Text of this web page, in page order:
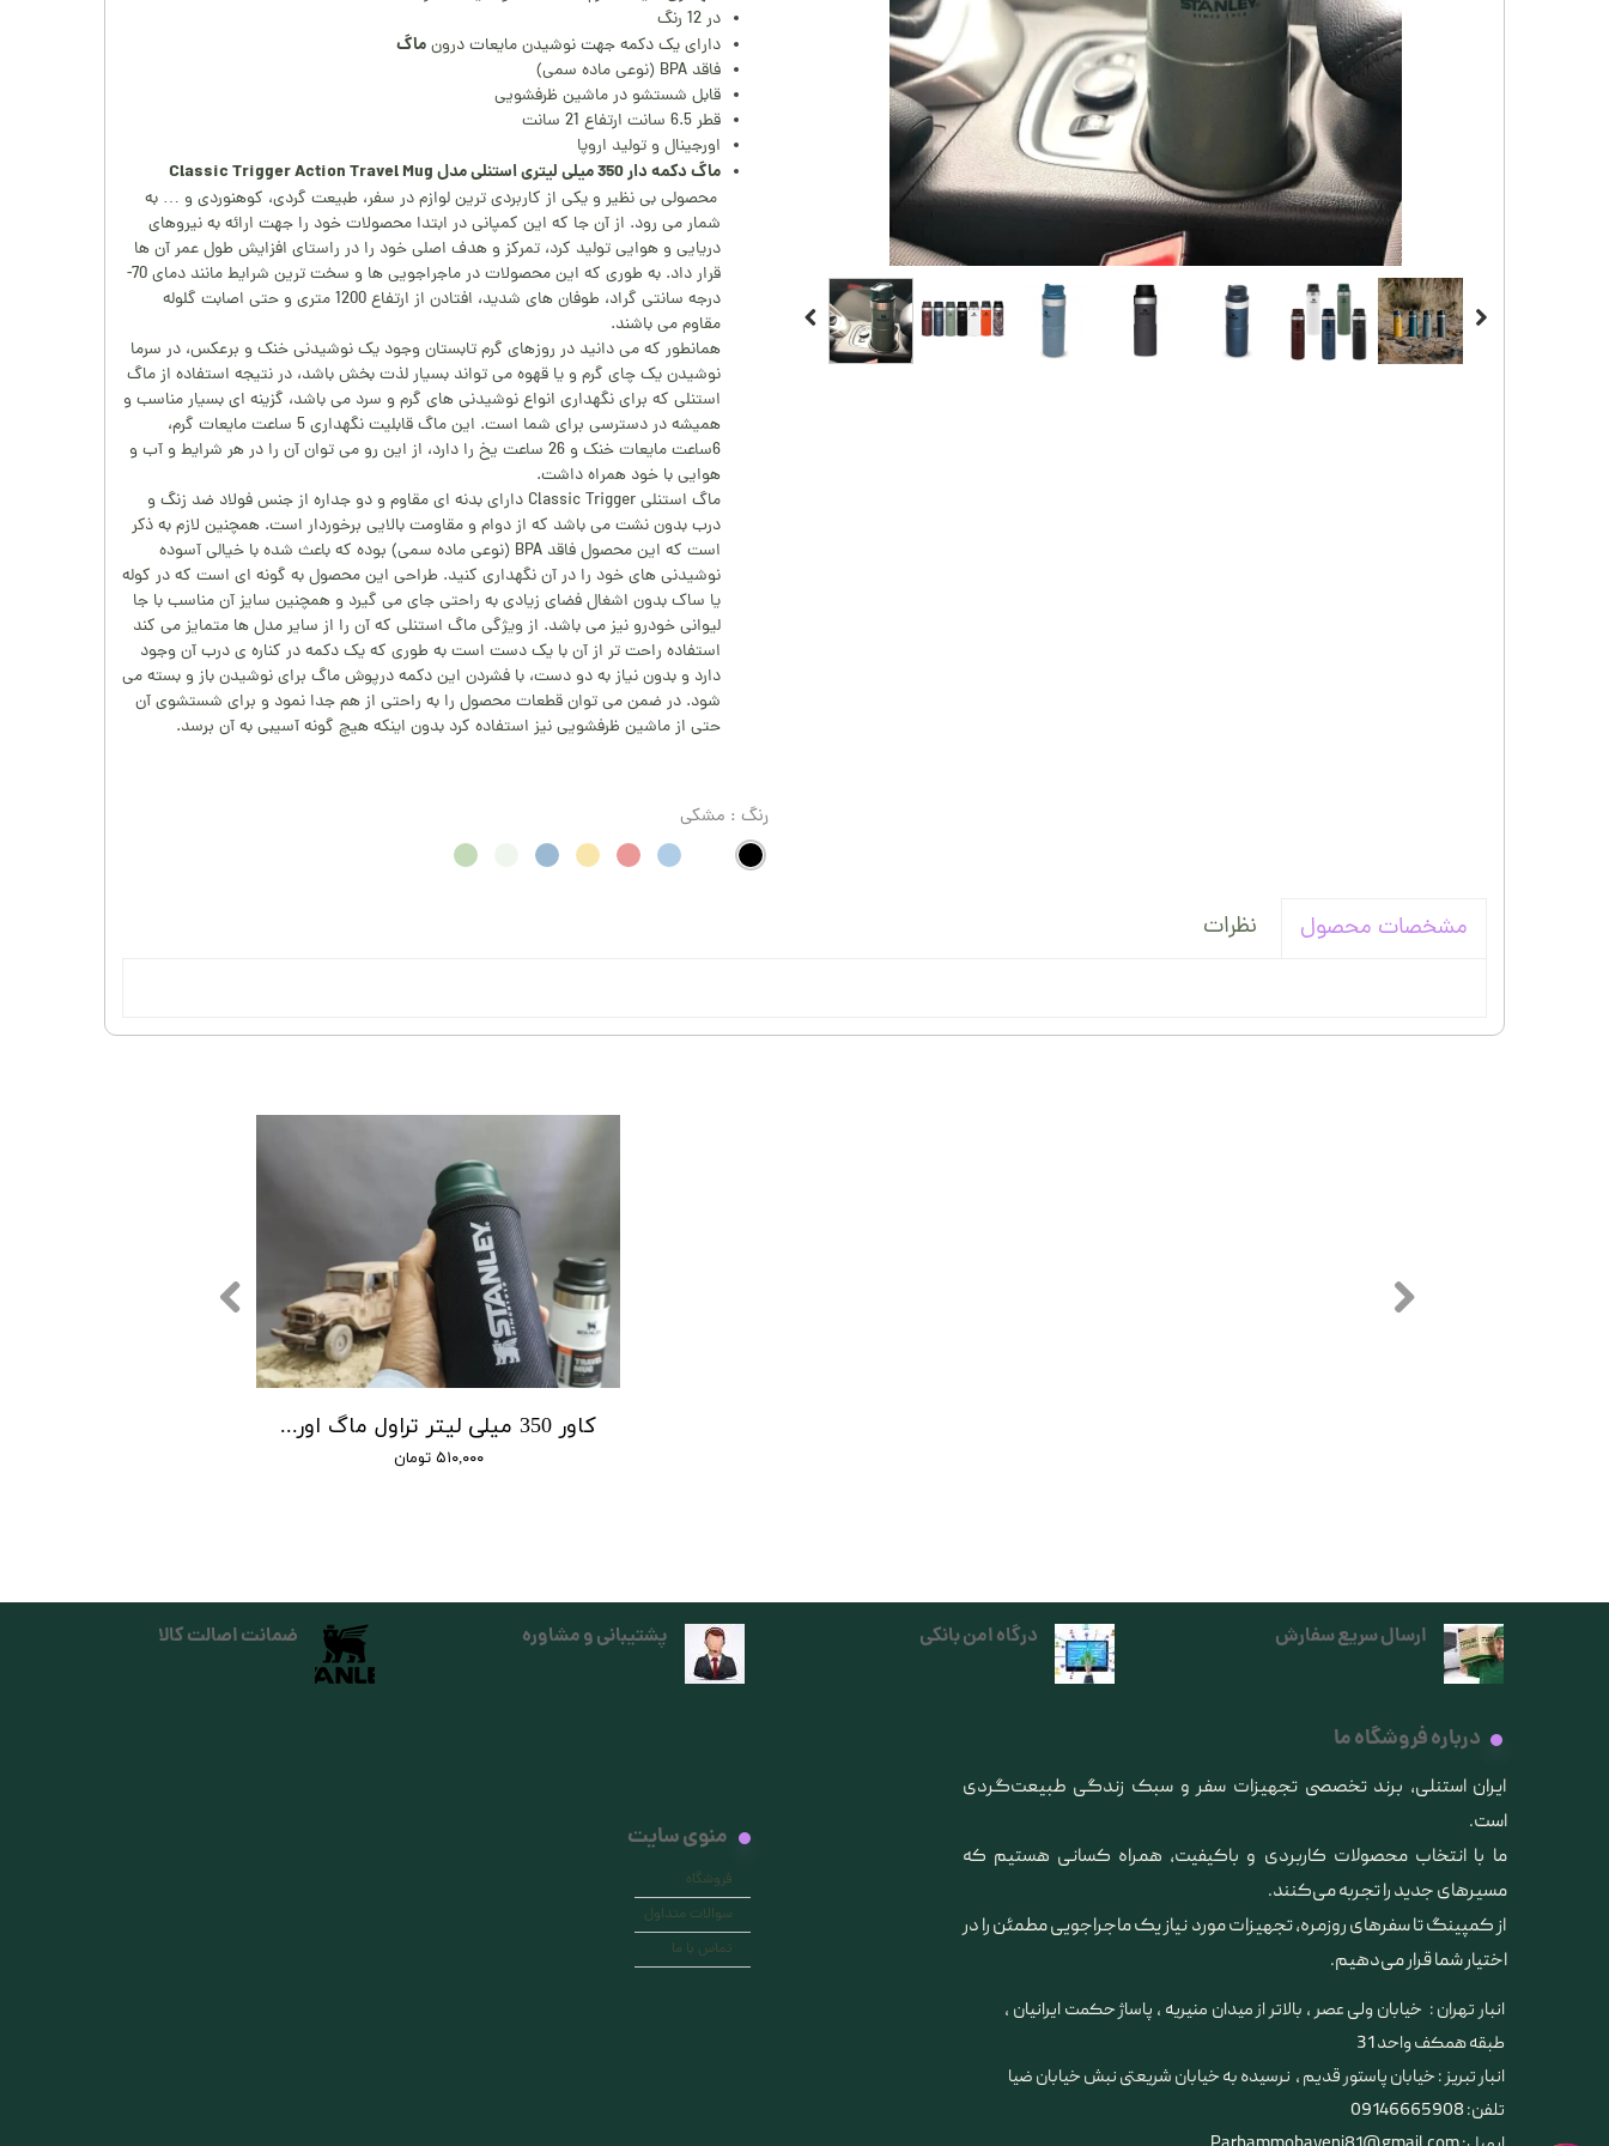
کیف و اکسسوری استنلی
در 12 رنگ
دارای یک دکمه جهت نوشیدن مایعات درونماگ
فاقد BPA (نوعی ماده سمی)
قابل شستشو در ماشین ظرفشویی
قطر 6.5 سانت ارتفاع 21 سانت
اورجینال و تولید اروپا
ماگ دکمه دار 350 میلی لیتری استنلی مدل Classic Trigger Action Travel Mug
محصولی بی نظیر و یکی از کاربردی ترین لوازم در سفر، طبیعت گردی، کوهنوردی و … به
شمار می رود. از آن جا که این کمپانی در ابتدا محصولات خود را جهت ارائه به نیروهای
دریایی و هوایی تولید کرد، تمرکز و هدف اصلی خود را در راستای افزایش طول عمر آن ها
قرار داد. به طوری که این محصولات در ماجراجویی ها و سخت ترین شرایط مانند دمای 70-
درجه سانتی گراد، طوفان های شدید، افتادن از ارتفاع 1200 متری و حتی اصابت گلوله
مقاوم می باشند.
همانطور که می دانید در روزهای گرم تابستان وجود یک نوشیدنی خنک و برعکس، در سرما
نوشیدن یک چای گرم و یا قهوه می تواند بسیار لذت بخش باشد، در نتیجه استفاده از ماگ
استنلی که برای نگهداری انواع نوشیدنی های گرم و سرد می باشد، گزینه ای بسیار مناسب و
همیشه در دسترسی برای شما است. این ماگ قابلیت نگهداری 5 ساعت مایعات گرم،
6ساعت مایعات خنک و 26 ساعت یخ را دارد، از این رو می توان آن را در هر شرایط و آب و
هوایی با خود همراه داشت.
ماگ استنلی Classic Trigger دارای بدنه ای مقاوم و دو جداره از جنس فولاد ضد زنگ و
درب بدون نشت می باشد که از دوام و مقاومت بالایی برخوردار است. همچنین لازم به ذکر
است که این محصول فاقد BPA (نوعی ماده سمی) بوده که باعث شده با خیالی آسوده
نوشیدنی های خود را در آن نگهداری کنید. طراحی این محصول به گونه ای است که در کوله
یا ساک بدون اشغال فضای زیادی به راحتی جای می گیرد و همچنین سایز آن مناسب با جا
لیوانی خودرو نیز می باشد. از ویژگی ماگ استنلی که آن را از سایر مدل ها متمایز می کند
استفاده راحت تر از آن با یک دست است به طوری که یک دکمه در کناره ی درب آن وجود
دارد و بدون نیاز به دو دست، با فشردن این دکمه درپوش ماگ برای نوشیدن باز و بسته می
شود. در ضمن می توان قطعات محصول را به راحتی از هم جدا نمود و برای شستشوی آن
حتی از ماشین ظرفشویی نیز استفاده کرد بدون اینکه هیچ گونه آسیبی به آن برسد.
رنگ : مشکی
مشخصات محصول نظرات
کاور 350 میلی لیتر تراول ماگ اورجینال استنلی
۵۱۰,۰۰۰ تومان
ارسال سریع سفارش
درباره فروشگاه ما
​ایران استنلی، برند تخصصی تجهیزات سفر و سبک زندگی طبیعت‌گردی
است.
ما با انتخاب محصولات کاربردی و باکیفیت، همراه کسانی هستیم که
مسیرهای جدید را تجربه می‌کنند.
از کمپینگ تا سفرهای روزمره، تجهیزات مورد نیاز یک ماجراجویی مطمئن را در
اختیار شما قرار می‌دهیم.
منوی سایت
فروشگاه
سوالات متداول
تماس با ما
انبار تهران : خیابان ولی عصر ، بالاتر از میدان منیریه ، پاساژ حکمت ایرانیان ،
طبقه همکف واحد 31
​​​​​​​انبار تبریز : خیابان پاستور قدیم ، نرسیده به خیابان شریعتی نبش خیابان ضیا
تلفن: 09146665908
درگاه امن بانکی پشتیبانی و مشاوره ضمانت اصالت کالا